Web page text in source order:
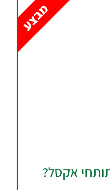
אקסל?
מבצע